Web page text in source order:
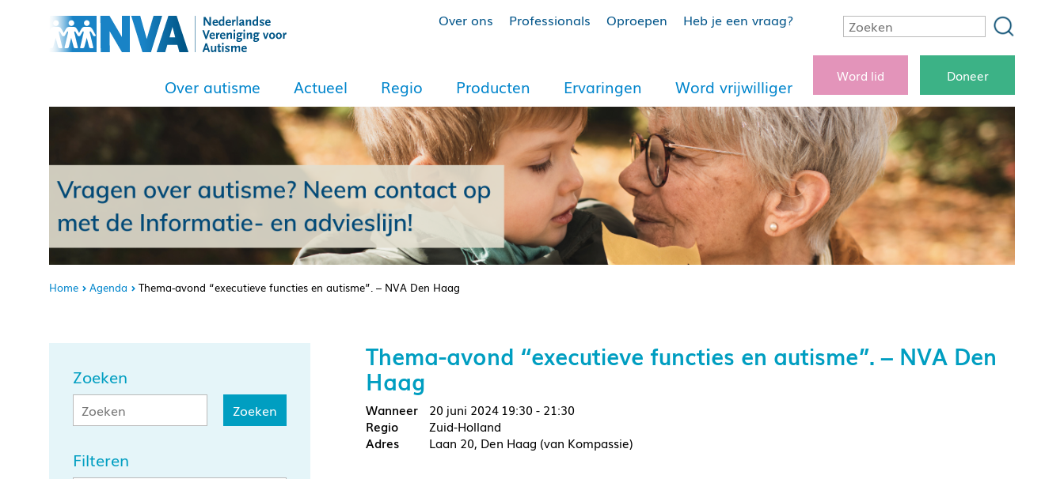
Over ons Professionals Oproepen Heb je een vraag?
Over autisme Actueel Regio Producten Ervaringen Word vrijwilliger
Word lid Doneer
Home Agenda Thema-avond “executieve functies en autisme”. – NVA Den Haag
Zoeken
Filteren
Thema-avond “executieve functies en autisme”. – NVA Den
Haag
20 juni 2024 19:30 - 21:30
Zuid-Holland
Laan 20, Den Haag (van Kompassie)